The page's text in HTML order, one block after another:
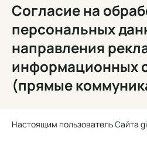
Согласие на
персональных
направления
информационных
(прямые
Настоящим пользователь Сайта